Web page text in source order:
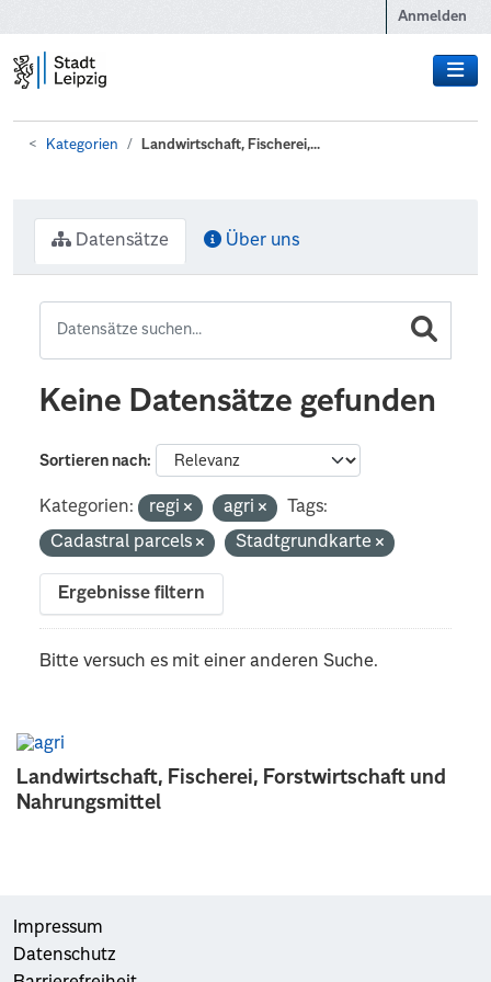
Anmelden
Kategorien Landwirtschaft, Fischerei,...
Landwirtschaft, Fischerei, Forstwirtschaft und
Nahrungsmittel
Datensätze Über uns
Keine Datensätze gefunden
Sortieren nach
Kategorien: regi agri
Tags:
Cadastral parcels
Stadtgrundkarte
Ergebnisse filtern
Bitte versuch es mit einer anderen Suche.
Impressum
Datenschutz